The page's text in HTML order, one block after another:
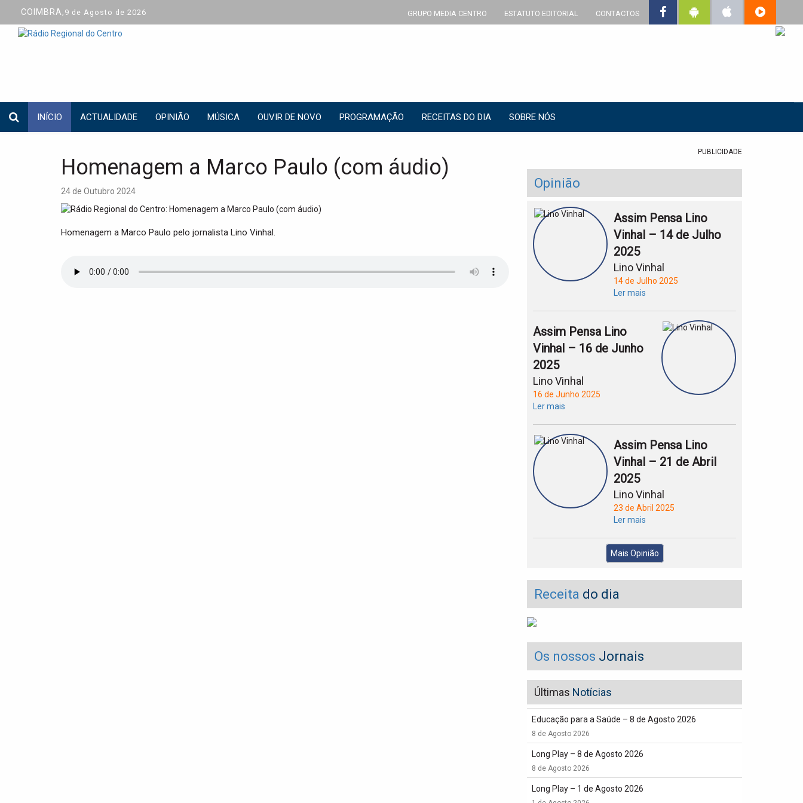
COIMBRA, 9 de Agosto de 2026 GRUPO MEDIA CENTRO ESTATUTO EDITORIAL CONTACTOS
INÍCIO ACTUALIDADE OPINIÃO MÚSICA OUVIR DE NOVO PROGRAMAÇÃO RECEITAS DO DIA SOBRE NÓS
Homenagem a Marco Paulo (com áudio)
24 de Outubro 2024
Homenagem a Marco Paulo pelo jornalista Lino Vinhal.
PUBLICIDADE
Opinião
Assim Pensa Lino
Vinhal – 14 de Julho
2025
Lino Vinhal
14 de Julho 2025
Ler mais
Assim Pensa Lino
Vinhal – 16 de Junho
2025
Lino Vinhal
16 de Junho 2025
Ler mais
Assim Pensa Lino
Vinhal – 21 de Abril
2025
Lino Vinhal
23 de Abril 2025
Ler mais
Mais Opinião
Receita do dia
Os nossos Jornais
Últimas Notícias
Educação para a Saúde – 8 de Agosto 2026
8 de Agosto 2026
Long Play – 8 de Agosto 2026
8 de Agosto 2026
Long Play – 1 de Agosto 2026